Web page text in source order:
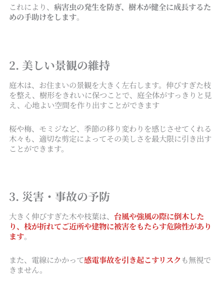
これにより、 病害虫の発生を防ぎ、樹木が健全に成長するた
めの手助けをします。
2. 美しい景観の維持
庭木は、お住まいの景観を大きく左右します。伸びすぎた枝
を整え、樹形をきれいに保つことで、庭全体がすっきりと見
え、心地よい空間を作り出すことができます
桜や梅、モミジなど、季節の移り変わりを感じさせてくれる
木々も、適切な剪定によってその美しさを最大限に引き出す
ことができます。
3. 災害・事故の予防
大きく伸びすぎた木や枝葉は、 台風や強風の際に倒木した
り、枝が折れてご近所や建物に被害をもたらす危険性があり
ます。
また、電線にかかって感電事故を引き起こすリスクも無視で
きません。